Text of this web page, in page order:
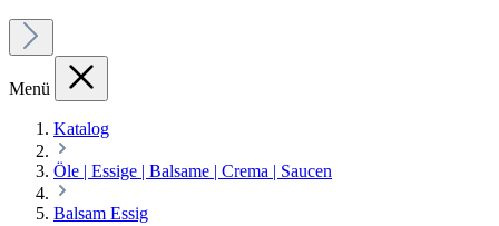
Menü
Katalog
Öle | Essige | Balsame | Crema | Saucen
Balsam Essig